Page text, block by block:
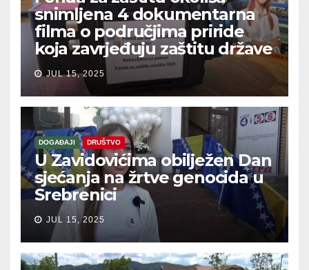
snimljena 4 dokumentarna
filma o područjima priride
koja zavrjeđuju zaštitu države
JUL 15, 2025
DOGAĐAJI DRUŠTVO
U Zavidovićima obilježen Dan
sjećanja na žrtve genocida u
Srebrenici
JUL 15, 2025